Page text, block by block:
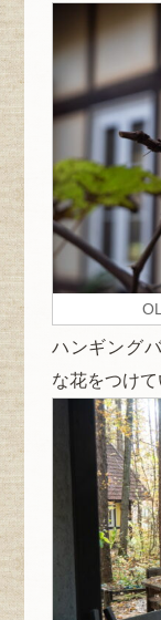
ハンギング
な花をつけ